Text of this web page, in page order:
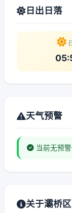
日出日落
天气预警
当前无预
关于灞桥区